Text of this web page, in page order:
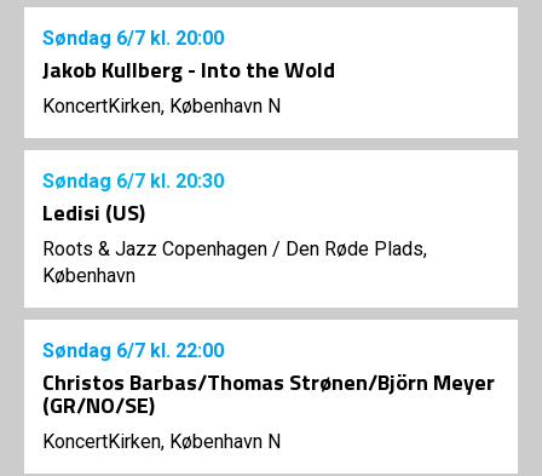
Søndag 6/7 kl. 20:00
Jakob Kullberg - Into the Wold
KoncertKirken, København N
Søndag 6/7 kl. 20:30
Ledisi (US)
Roots & Jazz Copenhagen / Den Røde Plads,
København
Søndag 6/7 kl. 22:00
Christos Barbas/Thomas Strønen/Björn Meyer
(GR/NO/SE)
KoncertKirken, København N